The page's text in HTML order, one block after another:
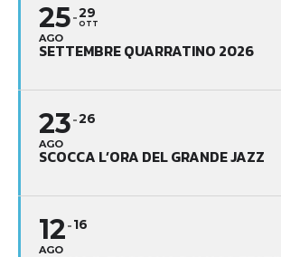
25
AGO
29
OTT
SETTEMBRE QUARRATINO 2026
23
AGO
26
SCOCCA L’ORA DEL GRANDE JAZZ
12
AGO
16